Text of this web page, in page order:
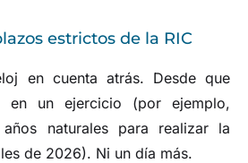
estrictos de la RIC
en cuenta atrás. Desde que
en un ejercicio (por ejemplo,
naturales para realizar la
de 2026). Ni un día más.